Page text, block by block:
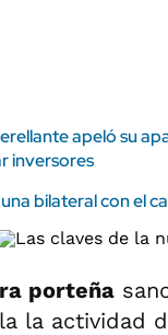
apeló su
inversores
bilateral con el
porteña
la actividad